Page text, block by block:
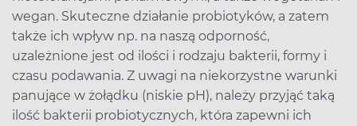
wegan. Skuteczne działanie probiotyków, a zatem
także ich wpływ np. na naszą odporność,
uzależnione jest od ilości i rodzaju bakterii, formy i
czasu podawania. Z uwagi na niekorzystne warunki
panujące w żołądku (niskie pH), należy przyjąć taką
ilość bakterii probiotycznych, która zapewni ich